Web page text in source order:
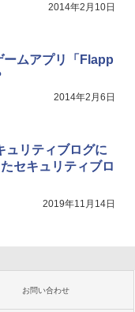
2014年2月10日
ムアプリ「Flapp
2014年2月6日
ュリティブログに
セキュリティブロ
2019年11月14日
お問い合わせ